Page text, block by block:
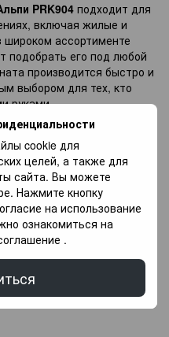
cookie для
целей, а также для
сайта. Вы можете
Нажмите кнопку
на использование
ознакомиться на
.
PRK904 подходит для
включая жилые и
ассортименте
подобрать его под любой
производится быстро и
выбором для тех, кто
руками.
напиши
в Выборе, так же у
покрытие в оплату
в течение 3